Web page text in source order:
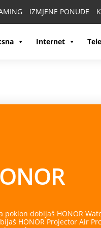
IZMJENE PONUDE
Internet
poklon dobijaš HONOR
HONOR Projector Air